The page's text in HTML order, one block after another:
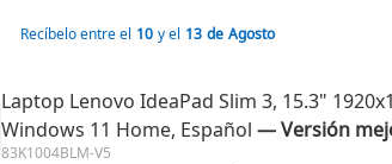
Recíbelo entre el 10 y el 13 de Agosto
Laptop Lenovo IdeaPad Slim 3, 15.3"
Windows 11 Home, Español ― Versión
83K1004BLM-V5